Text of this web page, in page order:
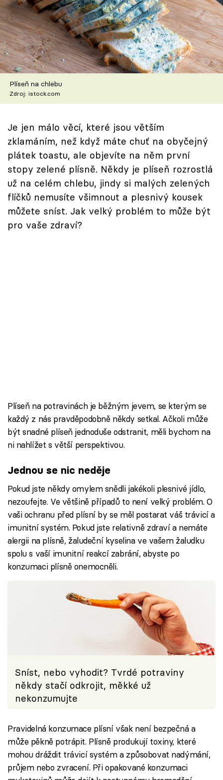
Škola vaření
Recepty z TV
Speciál: Cuketa
Těhotnej kuchař
Přihlášení
Sledujte nás
Plíseň na chlebu
Zdroj: istock.com
Je jen málo věcí, které jsou větším
zklamáním, než když máte chuť na obyčejný
plátek toastu, ale objevíte na něm první
stopy zelené plísně. Někdy je plíseň rozrostlá
už na celém chlebu, jindy si malých zelených
flíčků nemusíte všimnout a plesnivý kousek
můžete sníst. Jak velký problém to může být
pro vaše zdraví?
Plíseň na potravinách je běžným jevem, se kterým se
každý z nás pravděpodobně někdy setkal. Ačkoli může
být snadné plíseň jednoduše odstranit, měli bychom na
ni nahlížet s větší perspektivou.
Jednou se nic neděje
Pokud jste někdy omylem snědli jakékoli plesnivé jídlo,
nezoufejte. Ve většině případů to není velký problém. O
vaši ochranu před plísní by se měl postarat váš trávicí a
imunitní systém. Pokud jste relativně zdraví a nemáte
alergii na plísně, žaludeční kyselina ve vašem žaludku
spolu s vaší imunitní reakcí zabrání, abyste po
konzumaci plísně onemocněli.
Sníst, nebo vyhodit? Tvrdé potraviny
někdy stačí odkrojit, měkké už
nekonzumujte
Pravidelná konzumace plísní však není bezpečná a
může pěkně potrápit. Plísně produkují toxiny, které
mohou dráždit trávicí systém a způsobovat nadýmání,
průjem nebo zvracení. Při opakované konzumaci